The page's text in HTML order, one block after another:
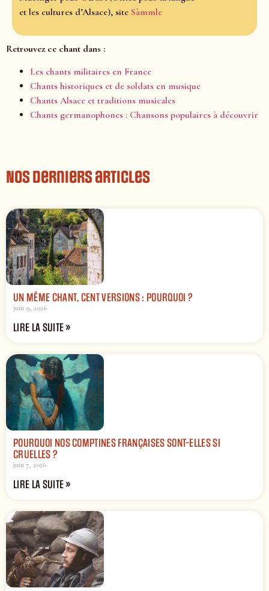
et les cultures d’Alsace), site Sàmmle
Retrouvez ce chant dans :
Les chants militaires en France
Chants historiques et de soldats en musique
Chants Alsace et traditions musicales
Chants germanophones : Chansons populaires à découvrir
Nos derniers articles
UN MÊME CHANT, CENT VERSIONS : POURQUOI ?
juin 9, 2026
LIRE LA SUITE »
POURQUOI NOS COMPTINES FRANÇAISES SONT-ELLES SI
CRUELLES ?
juin 7, 2026
LIRE LA SUITE »